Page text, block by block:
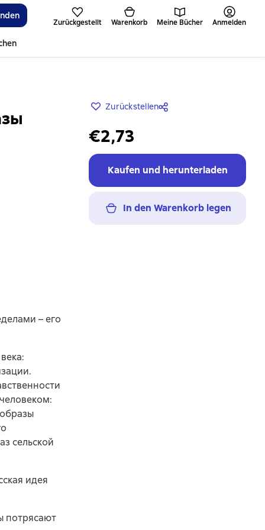
Zurückgestellt Warenkorb Meine Bücher Anmelden
Zurückstellen
€2,73
Kaufen und herunterladen
In den Warenkorb legen
– его
сельской
идея
потрясают